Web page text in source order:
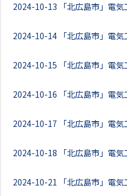
2024-10-13 「北広島市」電
2024-10-14 「北広島市」電
2024-10-15 「北広島市」電
2024-10-16 「北広島市」電
2024-10-17 「北広島市」電
2024-10-18 「北広島市」電
2024-10-21 「北広島市」電